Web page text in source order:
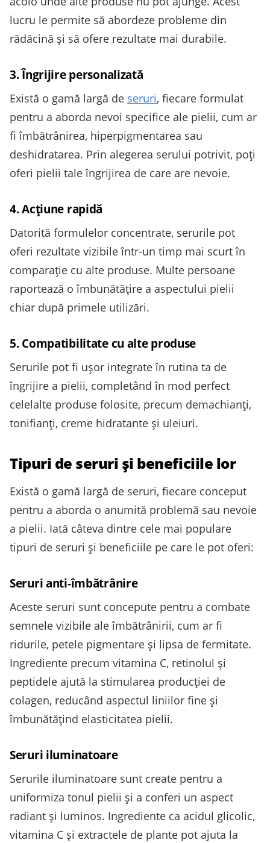
lucru le permite să abordeze probleme din
rădăcină și să ofere rezultate mai durabile.
3. Îngrijire personalizată
Există o gamă largă de seruri, fiecare formulat
pentru a aborda nevoi specifice ale pielii, cum ar
fi îmbătrânirea, hiperpigmentarea sau
deshidratarea. Prin alegerea serului potrivit, poți
oferi pielii tale îngrijirea de care are nevoie.
4. Acțiune rapidă
Datorită formulelor concentrate, serurile pot
oferi rezultate vizibile într-un timp mai scurt în
comparație cu alte produse. Multe persoane
raportează o îmbunătățire a aspectului pielii
chiar după primele utilizări.
5. Compatibilitate cu alte produse
Serurile pot fi ușor integrate în rutina ta de
îngrijire a pielii, completând în mod perfect
celelalte produse folosite, precum demachianți,
tonifianți, creme hidratante și uleiuri.
Tipuri de seruri și beneficiile lor
Există o gamă largă de seruri, fiecare conceput
pentru a aborda o anumită problemă sau nevoie
a pielii. Iată câteva dintre cele mai populare
tipuri de seruri și beneficiile pe care le pot oferi:
Seruri anti-îmbătrânire
Aceste seruri sunt concepute pentru a combate
semnele vizibile ale îmbătrânirii, cum ar fi
ridurile, petele pigmentare și lipsa de fermitate.
Ingrediente precum vitamina C, retinolul și
peptidele ajută la stimularea producției de
colagen, reducând aspectul liniilor fine și
îmbunătățind elasticitatea pielii.
Seruri iluminatoare
Serurile iluminatoare sunt create pentru a
uniformiza tonul pielii și a conferi un aspect
radiant și luminos. Ingrediente ca acidul glicolic,
vitamina C și extractele de plante pot ajuta la